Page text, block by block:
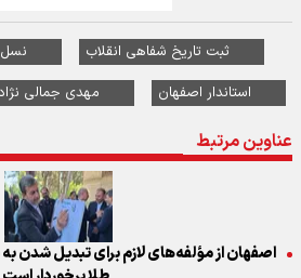
ثبت تاریخ شفاهی انقلاب نسل
استاندار اصفهان
مهدی جمالی
عناوین مرتبط
اصفهان از مؤلفه‌های لازم برای تبدیل شدن